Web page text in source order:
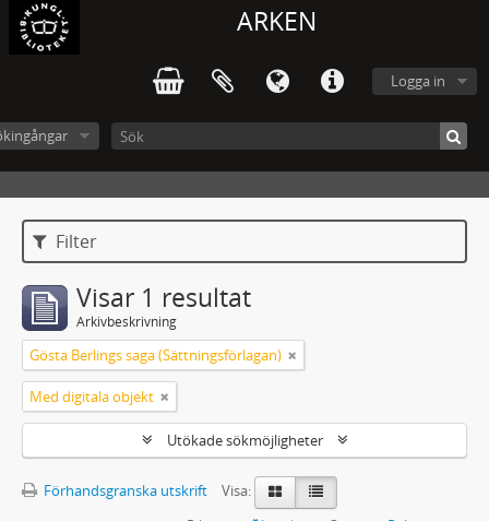
ARKEN
Logga in
Filter
Visar 1 resultat
Arkivbeskrivning
Gösta Berlings saga (Sättningsförlagan)
Med digitala objekt
Utökade sökmöjligheter
Förhandsgranska utskrift
Visa: